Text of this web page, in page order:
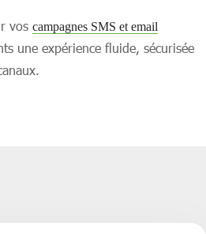
vos campagnes SMS et email
une expérience fluide, sécurisée